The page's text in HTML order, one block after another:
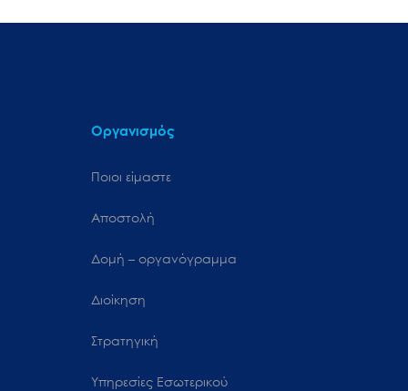
Οργανισμός
Ποιοι είμαστε
Αποστολή
Δομή – οργανόγραμμα
Διοίκηση
Στρατηγική
Υπηρεσίες Εσωτερικού